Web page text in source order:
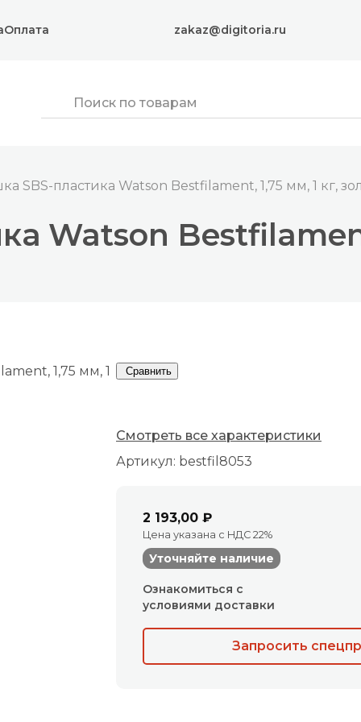
Оплата zakaz@digitoria.ru
SBS-пластика Watson Bestfilament, 1,75 мм, 1 кг,
Watson
Артикул: bestfil8053
Сравнить
Смотреть все характеристики
2 193,00 ₽
Цена указана с НДС 22%
Уточняйте наличие
Ознакомиться с
условиями доставки
Запросить